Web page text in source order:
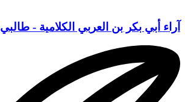
آراء أبي بكر بن العربي الكلامية - طالبي 01-02